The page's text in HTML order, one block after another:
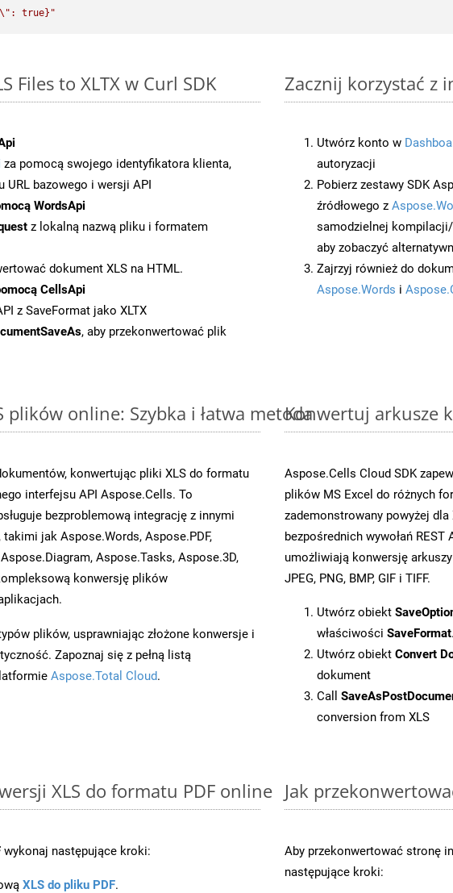
\" : true}"
Files to XLTX w Curl SDK
za pomocą swojego identyfikatora klienta,
URL bazowego i wersji API
WordsApi
z lokalną nazwą pliku i formatem
dokument XLS na HTML.
CellsApi
z SaveFormat jako XLTX
, aby przekonwertować plik
Zacznij korzystać z
Utwórz konto w
autoryzacji
Pobierz zestawy SDK
źródłowego z
samodzielnej kompilacji/
aby zobaczyć
Zajrzyj również do
Aspose.Words i
plików online: Szybka i łatwa metoda
konwertując pliki XLS do formatu
interfejsu API Aspose.Cells. To
bezproblemową integrację z innymi
jak Aspose.Words, Aspose.PDF,
Aspose.Tasks, Aspose.3D,
konwersję plików
plików, usprawniając złożone konwersje i
Zapoznaj się z pełną listą
Aspose.Total Cloud.
Konwertuj arkusze
Aspose.Cells Cloud SDK
plików MS Excel do różnych
zademonstrowany powyżej dla
bezpośrednich wywołań
umożliwiają konwersję
JPEG, PNG, BMP, GIF i TIFF.
Utwórz obiekt
właściwości SaveFormat.
Utwórz obiekt Convert
dokument
Call
conversion from XLS
XLS do formatu PDF online
wykonaj następujące kroki:
XLS do pliku PDF.
Jak
Aby przekonwertować stronę
następujące kroki: